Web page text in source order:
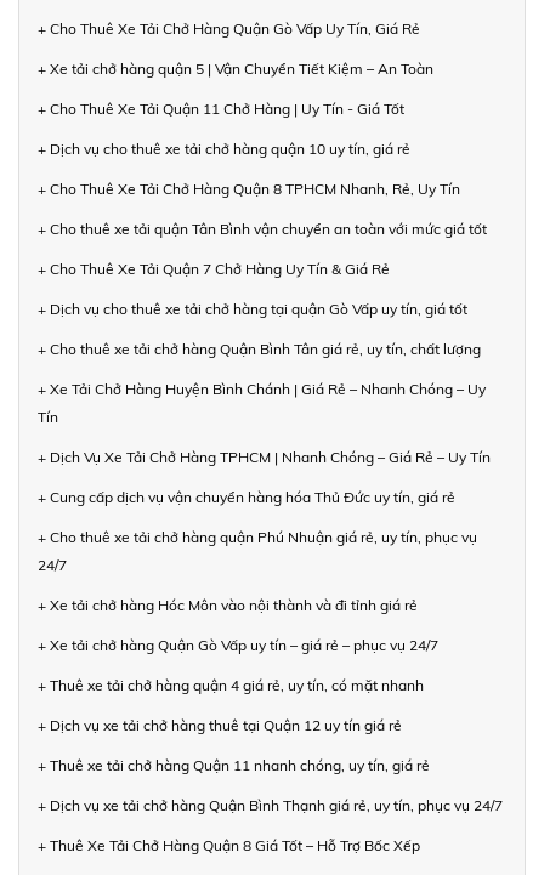
+ Cho Thuê Xe Tải Chở Hàng Quận Gò Vấp Uy Tín, Giá Rẻ
+ Xe tải chở hàng quận 5 | Vận Chuyển Tiết Kiệm – An Toàn
+ Cho Thuê Xe Tải Quận 11 Chở Hàng | Uy Tín - Giá Tốt
+ Dịch vụ cho thuê xe tải chở hàng quận 10 uy tín, giá rẻ
+ Cho Thuê Xe Tải Chở Hàng Quận 8 TPHCM Nhanh, Rẻ, Uy Tín
+ Cho thuê xe tải quận Tân Bình vận chuyển an toàn với mức giá tốt
+ Cho Thuê Xe Tải Quận 7 Chở Hàng Uy Tín & Giá Rẻ
+ Dịch vụ cho thuê xe tải chở hàng tại quận Gò Vấp uy tín, giá tốt
+ Cho thuê xe tải chở hàng Quận Bình Tân giá rẻ, uy tín, chất lượng
+ Xe Tải Chở Hàng Huyện Bình Chánh | Giá Rẻ – Nhanh Chóng – Uy
Tín
+ Dịch Vụ Xe Tải Chở Hàng TPHCM | Nhanh Chóng – Giá Rẻ – Uy Tín
+ Cung cấp dịch vụ vận chuyển hàng hóa Thủ Đức uy tín, giá rẻ
+ Cho thuê xe tải chở hàng quận Phú Nhuận giá rẻ, uy tín, phục vụ
24/7
+ Xe tải chở hàng Hóc Môn vào nội thành và đi tỉnh giá rẻ
+ Xe tải chở hàng Quận Gò Vấp uy tín – giá rẻ – phục vụ 24/7
+ Thuê xe tải chở hàng quận 4 giá rẻ, uy tín, có mặt nhanh
+ Dịch vụ xe tải chở hàng thuê tại Quận 12 uy tín giá rẻ
+ Thuê xe tải chở hàng Quận 11 nhanh chóng, uy tín, giá rẻ
+ Dịch vụ xe tải chở hàng Quận Bình Thạnh giá rẻ, uy tín, phục vụ 24/7
+ Thuê Xe Tải Chở Hàng Quận 8 Giá Tốt – Hỗ Trợ Bốc Xếp